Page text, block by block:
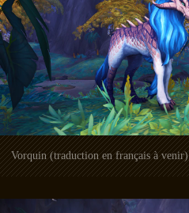
Vorquin (traduction en français à venir)